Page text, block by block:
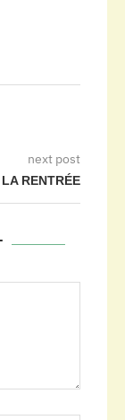
next post
RENTRÉE